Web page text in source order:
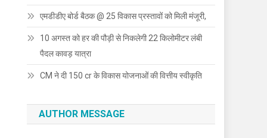
एमडीडीए बोर्ड बैठक @ 25 विकास प्रस्तावों को मिली मंजूरी,
10 अगस्त को हर की पौड़ी से निकलेगी 22 किलोमीटर लंबी
पैदल कावड़ यात्रा
CM ने दी 150 cr के विकास योजनाओं की वित्तीय स्वीकृति
AUTHOR MESSAGE